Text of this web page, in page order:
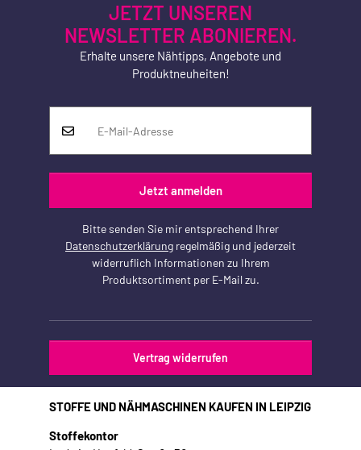
JETZT UNSEREN
NEWSLETTER ABONIEREN.
Erhalte unsere Nähtipps, Angebote und
Produktneuheiten!
Jetzt anmelden
Bitte senden Sie mir entsprechend Ihrer
Datenschutzerklärung regelmäßig und jederzeit
widerruflich Informationen zu Ihrem
Produktsortiment per E-Mail zu.
Vertrag widerrufen
STOFFE UND NÄHMASCHINEN KAUFEN IN LEIPZIG
Stoffekontor